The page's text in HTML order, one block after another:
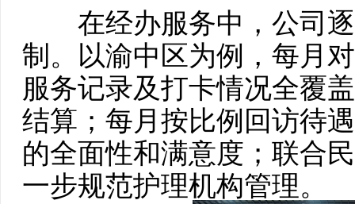
在经办服务中，公司逐
制。以渝中区为例，每月
服务记录及打卡情况全覆
结算；每月按比例回访待
的全面性和满意度；联合
一步规范护理机构管理。